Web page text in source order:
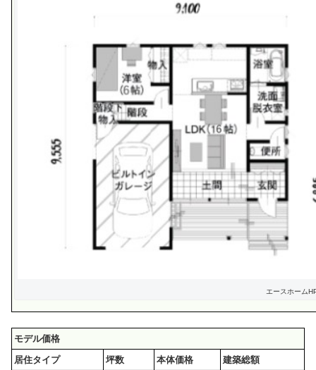
エースホーム
モデル価格
居住タイプ
坪数 本体価格 建築総額